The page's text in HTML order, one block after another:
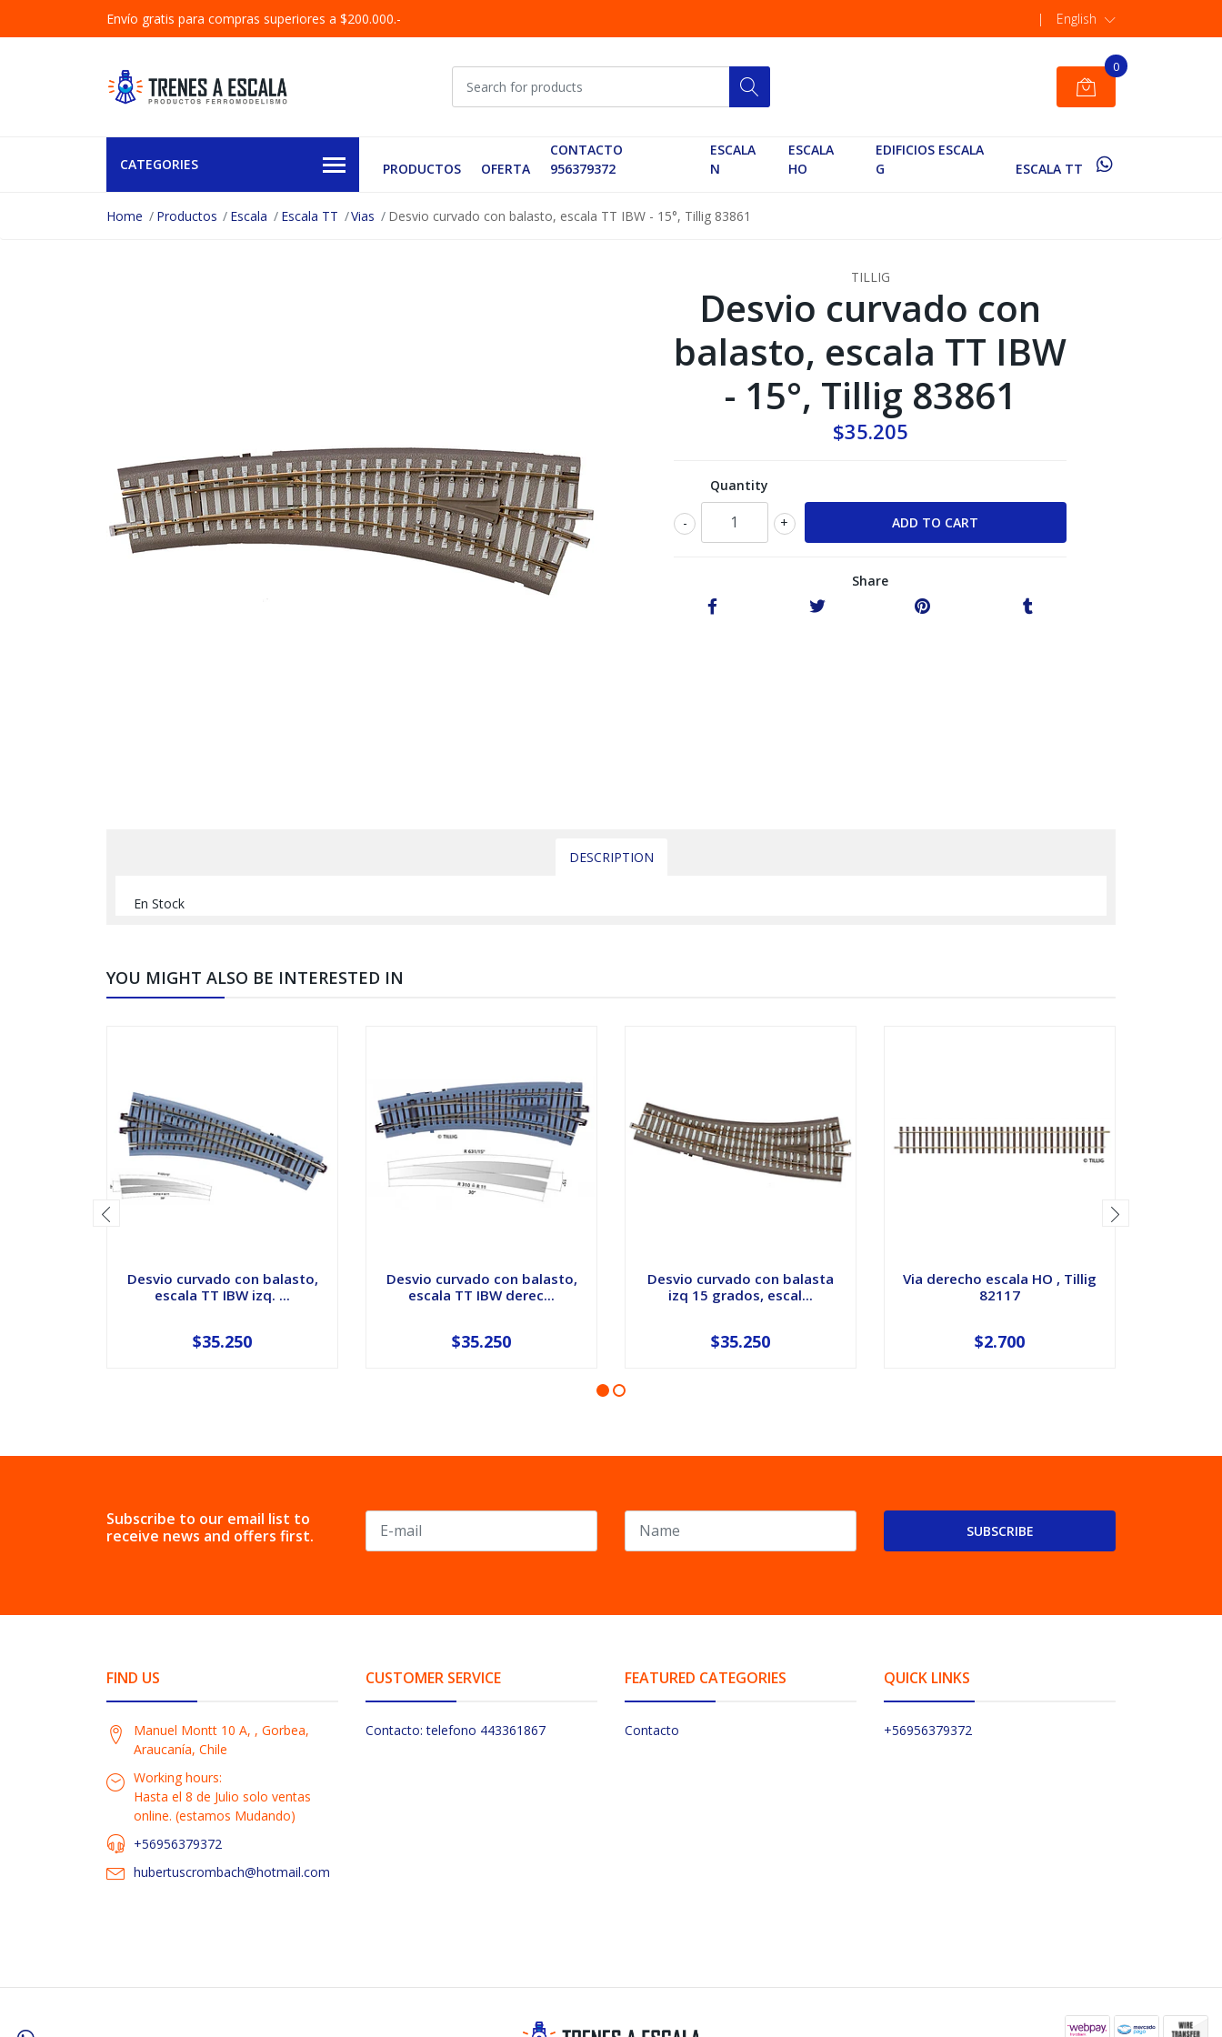
Envío gratis para compras superiores a $200.000.- | English
0
CATEGORIES PRODUCTOS OFERTA
CONTACTO
956379372
ESCALA
N
ESCALA
HO
EDIFICIOS ESCALA
G
ESCALA TT
Home Productos Escala Escala TT Vias Desvio curvado con balasto, escala TT IBW - 15°, Tillig 83861
TILLIG
Desvio curvado con
balasto, escala TT IBW
- 15°, Tillig 83861
$35.205
Quantity
+
-
Share
DESCRIPTION
En Stock
YOU MIGHT ALSO BE INTERESTED IN
Desvio curvado con balasto,
escala TT IBW izq. ...
$35.250
Desvio curvado con balasto,
escala TT IBW derec...
$35.250
Desvio curvado con balasta
izq 15 grados, escal...
$35.250
Via derecho escala HO , Tillig
82117
$2.700
Subscribe to our email list to
receive news and offers first.
SUBSCRIBE
FIND US
Manuel Montt 10 A, , Gorbea,
Araucanía, Chile
Working hours:
Hasta el 8 de Julio solo ventas
online. (estamos Mudando)
+56956379372
hubertuscrombach@hotmail.com
CUSTOMER SERVICE
Contacto: telefono 443361867
FEATURED CATEGORIES
Contacto
QUICK LINKS
+56956379372